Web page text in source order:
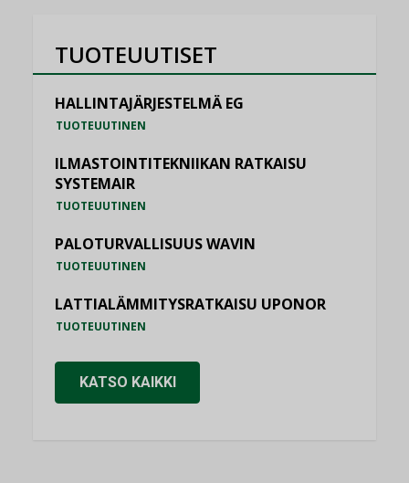
TUOTEUUTISET
HALLINTAJÄRJESTELMÄ EG
TUOTEUUTINEN
ILMASTOINTITEKNIIKAN RATKAISU
SYSTEMAIR
TUOTEUUTINEN
PALOTURVALLISUUS WAVIN
TUOTEUUTINEN
LATTIALÄMMITYSRATKAISU UPONOR
TUOTEUUTINEN
KATSO KAIKKI